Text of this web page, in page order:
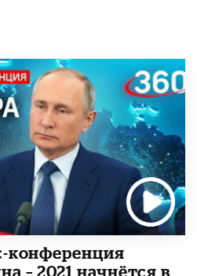
конференция
– 2021 начнётся в